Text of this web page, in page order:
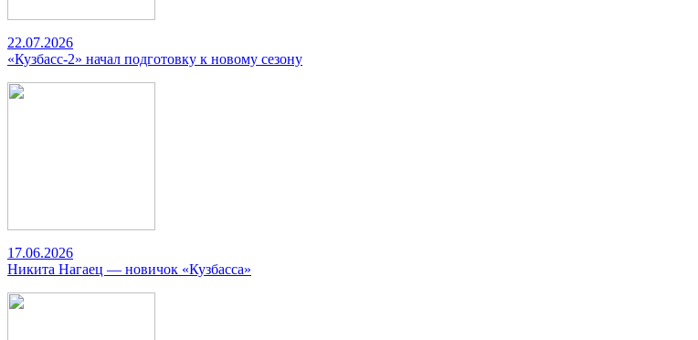
22.07.2026
«Кузбасс-2» начал подготовку к новому сезону
17.06.2026
Никита Нагаец — новичок «Кузбасса»